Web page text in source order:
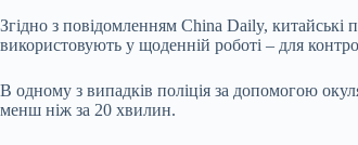
Згідно з повідомленням China Daily, китайські
використовують у щоденній роботі – для
В одному з випадків поліція за допомогою
менш ніж за 20 хвилин.